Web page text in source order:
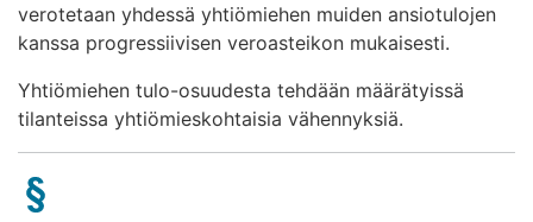
verotetaan yhdessä yhtiömiehen muiden ansiotulojen
kanssa progressiivisen veroasteikon mukaisesti.
Yhtiömiehen tulo-osuudesta tehdään määrätyissä
tilanteissa yhtiömieskohtaisia vähennyksiä.